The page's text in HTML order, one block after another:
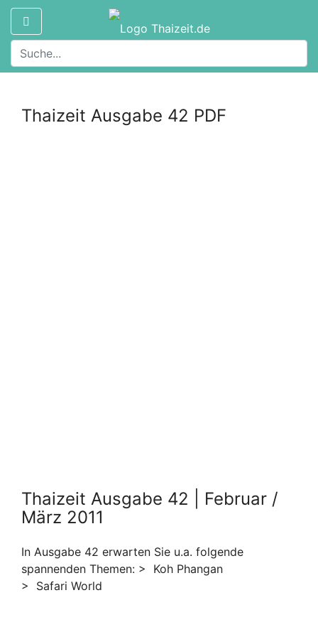
Thaizeit Ausgabe 42 PDF
Thaizeit Ausgabe 42 | Februar /
März 2011
In Ausgabe 42 erwarten Sie u.a. folgende
spannenden Themen: > Koh Phangan
> Safari World